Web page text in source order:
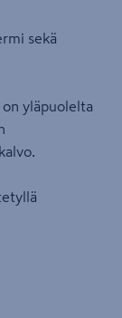
sekä
yläpuolelta